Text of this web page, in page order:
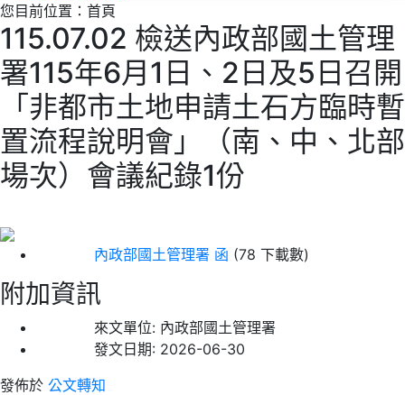
您目前位置： 首頁
115.07.02 檢送內政部國土管理
署115年6月1日、2日及5日召開
「非都市土地申請土石方臨時暫
置流程說明會」（南、中、北部
場次）會議紀錄1份
內政部國土管理署 函 (78 下載數)
附加資訊
來文單位: 內政部國土管理署
發文日期: 2026-06-30
發佈於 公文轉知